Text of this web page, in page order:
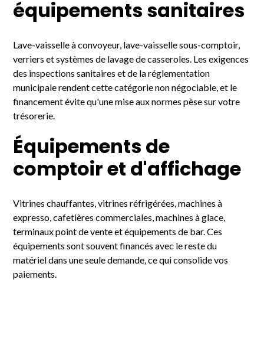
équipements sanitaires
Lave-vaisselle à convoyeur, lave-vaisselle sous-comptoir,
verriers et systèmes de lavage de casseroles. Les exigences
des inspections sanitaires et de la réglementation
municipale rendent cette catégorie non négociable, et le
financement évite qu'une mise aux normes pèse sur votre
trésorerie.
Équipements de
comptoir et d'affichage
Vitrines chauffantes, vitrines réfrigérées, machines à
expresso, cafetières commerciales, machines à glace,
terminaux point de vente et équipements de bar. Ces
équipements sont souvent financés avec le reste du
matériel dans une seule demande, ce qui consolide vos
paiements.